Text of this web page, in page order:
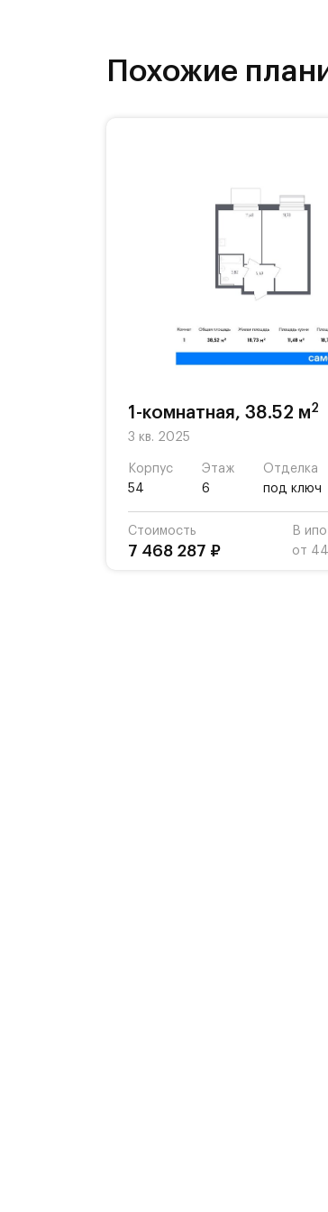
На территории квартала
Для автомобилистов —
Территория квартала
Похожие
1-комнатная, 38.52 м2
3 кв. 2025
Корпус
54
Этаж
6
Отделка
под ключ
Стоимость
7 468 287 ₽
В
от